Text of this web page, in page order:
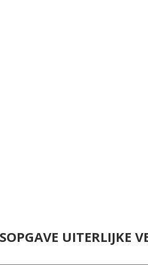
UITERLIJKE